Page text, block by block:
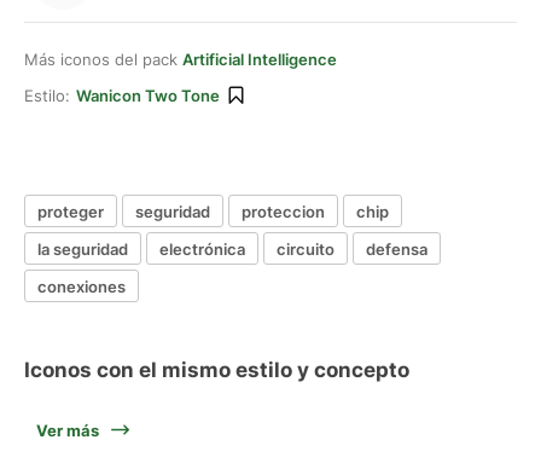
Más iconos del pack Artificial Intelligence
Estilo: Wanicon Two Tone
proteger seguridad proteccion
chip
la seguridad
electrónica circuito
defensa
conexiones
Iconos con el mismo estilo y concepto
Ver más